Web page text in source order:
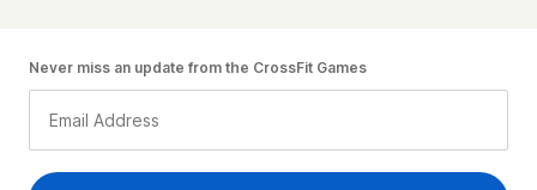
Never miss an update from the CrossFit Games